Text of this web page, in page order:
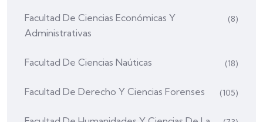
Facultad De Ciencias Económicas Y
Administrativas
(8)
Facultad De Ciencias Naúticas (18)
Facultad De Derecho Y Ciencias Forenses (105)